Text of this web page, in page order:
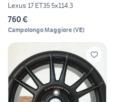
Lexus 17 ET35 5x114.3
760 €
Campolongo Maggiore(VE)